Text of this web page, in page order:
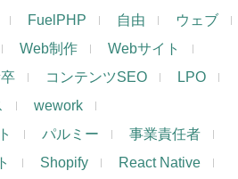
FuelPHP 自由
ウェブ
Web制作
Webサイト
コンテンツSEO
LPO
wework
パルミー
事業責任者
Shopify
React Native